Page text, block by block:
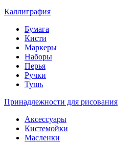
Каллиграфия
Бумага
Кисти
Маркеры
Наборы
Перья
Ручки
Тушь
Принадлежности для рисования
Аксессуары
Кистемойки
Масленки